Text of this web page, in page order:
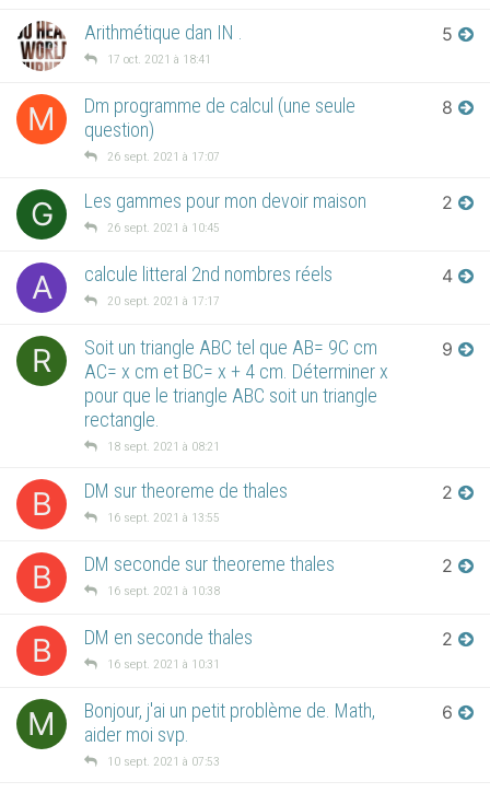
Arithmétique dan IN .
17 oct. 2021 à 18:41
5
M
Dm programme de calcul (une seule
question)
26 sept. 2021 à 17:07
8
G Les gammes pour mon devoir maison
26 sept. 2021 à 10:45
2
A calcule litteral 2nd nombres réels
20 sept. 2021 à 17:17
4
R
Soit un triangle ABC tel que AB= 9C cm
AC= x cm et BC= x + 4 cm. Déterminer x
pour que le triangle ABC soit un triangle
rectangle.
18 sept. 2021 à 08:21
9
B DM sur theoreme de thales
16 sept. 2021 à 13:55
2
B DM seconde sur theoreme thales
16 sept. 2021 à 10:38
2
B DM en seconde thales
16 sept. 2021 à 10:31
2
M
Bonjour, j'ai un petit problème de. Math,
aider moi svp.
10 sept. 2021 à 07:53
6